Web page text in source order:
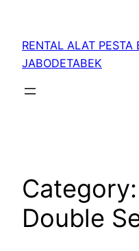
RENTAL ALAT PESTA
JABODETABEK
Category:
Double